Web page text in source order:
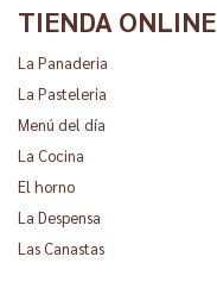
TIENDA ONLINE
La Panaderia
La Pasteleria
Menú del día
La Cocina
El horno
La Despensa
Las Canastas